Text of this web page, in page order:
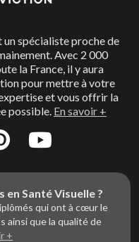
un spécialiste proche de
Avec 2 000
la France, il y aura
pour mettre à votre
et vous offrir la
possible. En savoir +
Santé Visuelle ?
qui ont à cœur le
ainsi que la qualité de
+